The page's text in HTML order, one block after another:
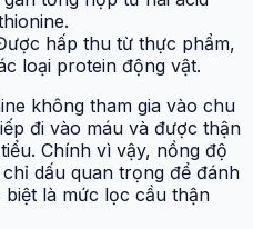
hấp thu từ thực phẩm,
loại protein động vật.
không tham gia vào chu
đi vào máu và được thận
Chính vì vậy, nồng độ
dấu quan trọng để đánh
là mức lọc cầu thận